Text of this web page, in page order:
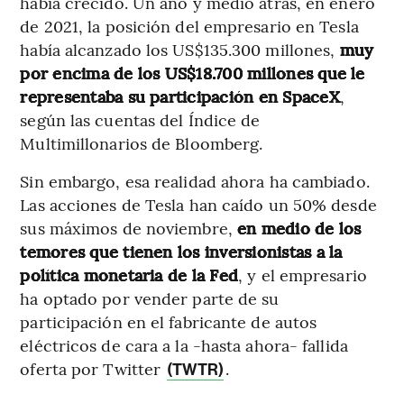
de 2021, la posición del empresario en Tesla
había alcanzado los US$135.300 millones, muy
por encima de los US$18.700 millones que le
representaba su participación en SpaceX,
según las cuentas del Índice de
Multimillonarios de Bloomberg.
Sin embargo, esa realidad ahora ha cambiado.
Las acciones de Tesla han caído un 50% desde
sus máximos de noviembre, en medio de los
temores que tienen los inversionistas a la
política monetaria de la Fed, y el empresario
ha optado por vender parte de su
participación en el fabricante de autos
eléctricos de cara a la -hasta ahora- fallida
oferta por Twitter (TWTR).